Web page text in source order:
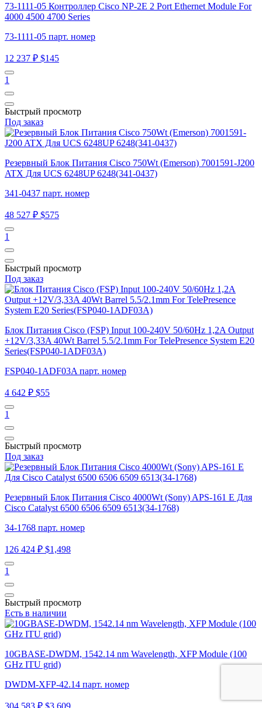
73-1111-05 Контроллер Cisco NP-2E 2 Port Ethernet Module For
4000 4500 4700 Series
73-1111-05 парт. номер
12 237 ₽ $145
1
Быстрый просмотр
Под заказ
Резервный Блок Питания Cisco 750Wt (Emerson) 7001591-J200
ATX Для UCS 6248UP 6248(341-0437)
341-0437 парт. номер
48 527 ₽ $575
1
Быстрый просмотр
Под заказ
Блок Питания Cisco (FSP) Input 100-240V 50/60Hz 1,2A Output
+12V/3,33A 40Wt Barrel 5.5/2.1mm For TelePresence System E20
Series(FSP040-1ADF03A)
FSP040-1ADF03A парт. номер
4 642 ₽ $55
1
Быстрый просмотр
Под заказ
Резервный Блок Питания Cisco 4000Wt (Sony) APS-161 E Для
Cisco Catalyst 6500 6506 6509 6513(34-1768)
34-1768 парт. номер
126 424 ₽ $1,498
1
Быстрый просмотр
Есть в наличии
10GBASE-DWDM, 1542.14 nm Wavelength, XFP Module (100
GHz ITU grid)
DWDM-XFP-42.14 парт. номер
304 583 ₽ $3,609